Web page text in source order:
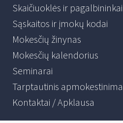
Skaičiuoklės ir pagalbininkai
Sąskaitos ir įmokų kodai
Mokesčių žinynas
Mokesčių kalendorius
Seminarai
Tarptautinis
Kontaktai / Apklausa